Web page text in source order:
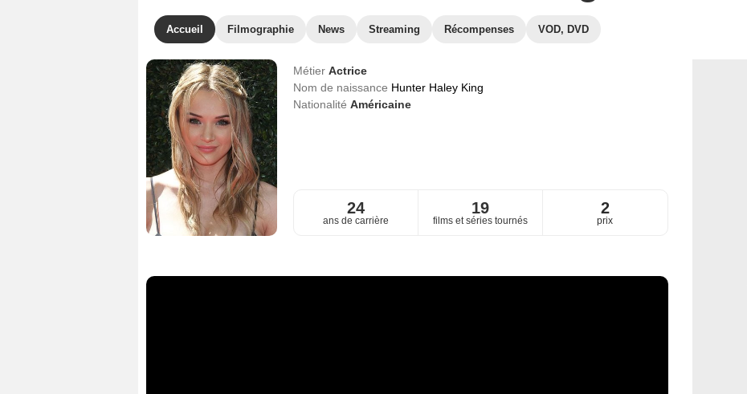
Accueil Filmographie News Streaming Récompenses VOD, DVD
Métier Actrice
Nom de naissance Hunter Haley King
Nationalité Américaine
24
ans de carrière
19
films et séries tournés
2
prix